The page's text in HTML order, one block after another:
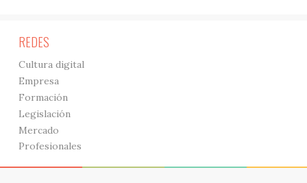
REDES
Cultura digital
Empresa
Formación
Legislación
Mercado
Profesionales